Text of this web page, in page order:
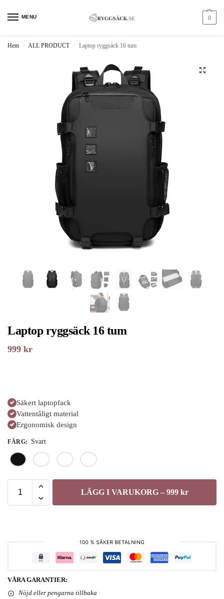
MENU 0
Hem / ALL PRODUCT / Laptop ryggsäck 16 tum
Laptop ryggsäck 16 tum
999 kr
Säkert laptopfack
Vattentåligt material
Ergonomisk design
FÄRG: Svart
LÄGG I VARUKORG – 999 kr
VÅRA GARANTIER:
Nöjd eller pengarna tillbaka